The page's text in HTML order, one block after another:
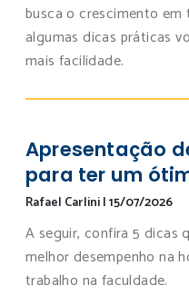
busca o crescimento em
algumas dicas práticas
mais facilidade.
Apresentação
para ter um
Rafael Carlini|15/07/2026
A seguir, confira 5 dicas
melhor desempenho na
trabalho na faculdade.